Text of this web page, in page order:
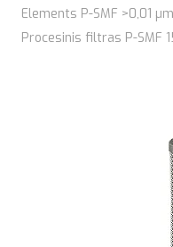
Elements P-SMF >0,01 µm
Procesinis filtras P-SMF